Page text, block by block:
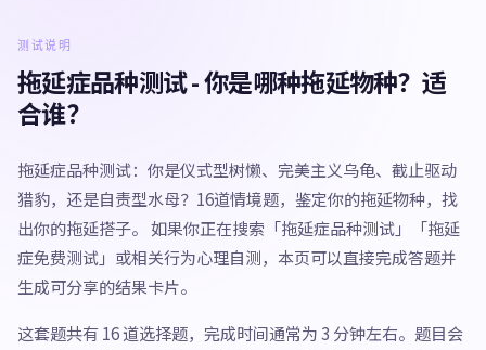
测试说明
拖延症品种测试 - 你是哪种拖延物种？适
合谁？
拖延症品种测试：你是仪式型树懒、完美主义乌龟、截止驱动
猎豹，还是自责型水母？16道情境题，鉴定你的拖延物种，找
出你的拖延搭子。 如果你正在搜索「拖延症品种测试」「拖延
症免费测试」或相关行为心理自测，本页可以直接完成答题并
生成可分享的结果卡片。
这套题共有 16 道选择题，完成时间通常为 3 分钟左右。题目会